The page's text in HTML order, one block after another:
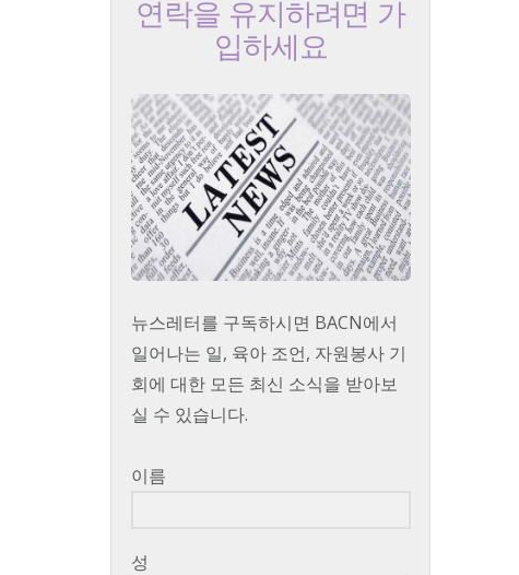
연락을 유지하려면 가
입하세요
뉴스레터를 구독하시면 BACN에서
일어나는 일, 육아 조언, 자원봉사 기
회에 대한 모든 최신 소식을 받아보
실 수 있습니다.
이름
성